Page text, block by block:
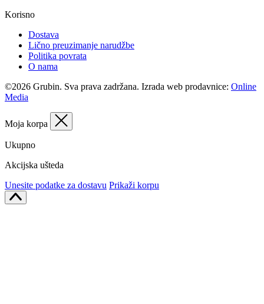
Korisno
Dostava
Lično preuzimanje narudžbe
Politika povrata
O nama
©2026 Grubin. Sva prava zadržana. Izrada web prodavnice: Online
Media
Moja korpa
Ukupno
Akcijska ušteda
Unesite podatke za dostavu Prikaži korpu